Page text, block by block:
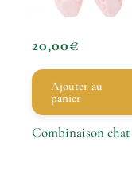
20,00€
Ajouter au
panier
Combinaison chat